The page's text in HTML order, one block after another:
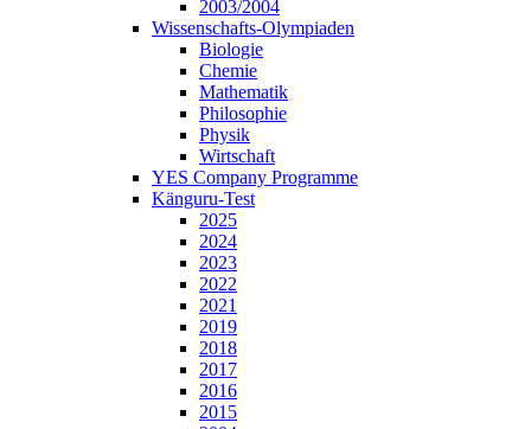
2003/2004
Wissenschafts-Olympiaden
Biologie
Chemie
Mathematik
Philosophie
Physik
Wirtschaft
YES Company Programme
Känguru-Test
2025
2024
2023
2022
2021
2019
2018
2017
2016
2015